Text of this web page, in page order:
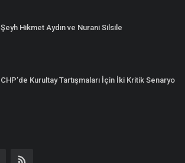
Şeyh Hikmet Aydın ve Nurani Silsile
CHP’de Kurultay Tartışmaları İçin İki Kritik Senaryo